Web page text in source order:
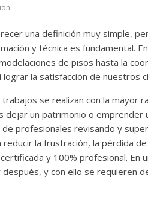
una definición muy simple,
y técnica es fundamental.
de pisos hasta la
lograr la satisfacción de nuestros
se realizan con la mayor
dejar un patrimonio o emprender
profesionales revisando y
reducir la frustración, la pérdida
y 100% profesional. En
y con ello se requieren